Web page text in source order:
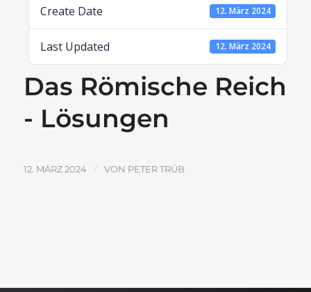
Create Date 12. März 2024
Last Updated 12. März 2024
Das Römische Reich
- Lösungen
12. MÄRZ 2024 / VON PETER TRÜB